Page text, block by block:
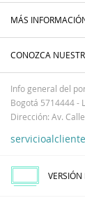
MÁS
CONOZCA
Info general del
Bogotá 5714444 -
Dirección: Av.